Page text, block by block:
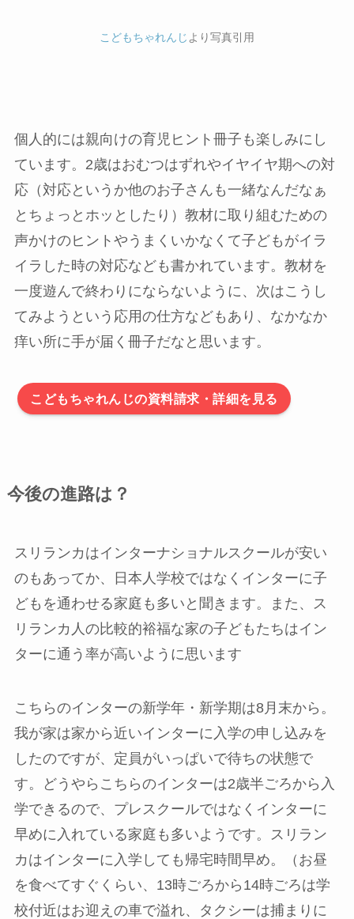
こどもちゃれんじ より写真引用
個人的には親向けの育児ヒント冊子も楽しみにし
ています。2歳はおむつはずれやイヤイヤ期への対
応（対応というか他のお子さんも一緒なんだなぁ
とちょっとホッとしたり）教材に取り組むための
声かけのヒントやうまくいかなくて子どもがイラ
イラした時の対応なども書かれています。教材を
一度遊んで終わりにならないように、次はこうし
てみようという応用の仕方などもあり、なかなか
痒い所に手が届く冊子だなと思います。
こどもちゃれんじの資料請求・詳細を見る
今後の進路は？
スリランカはインターナショナルスクールが安い
のもあってか、日本人学校ではなくインターに子
どもを通わせる家庭も多いと聞きます。また、ス
リランカ人の比較的裕福な家の子どもたちはイン
ターに通う率が高いように思います
こちらのインターの新学年・新学期は8月末から。
我が家は家から近いインターに入学の申し込みを
したのですが、定員がいっぱいで待ちの状態で
す。どうやらこちらのインターは2歳半ごろから入
学できるので、プレスクールではなくインターに
早めに入れている家庭も多いようです。スリラン
カはインターに入学しても帰宅時間早め。（お昼
を食べてすぐくらい、13時ごろから14時ごろは学
校付近はお迎えの車で溢れ、タクシーは捕まりに